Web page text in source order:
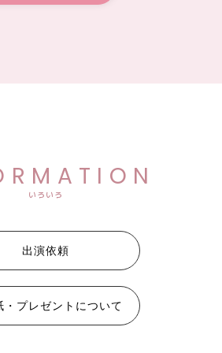
いろいろ
出演依頼
・プレゼントについて